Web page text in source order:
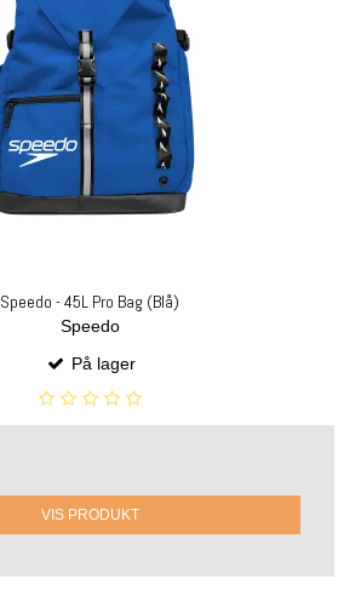
Speedo - 45L Pro Bag (Blå)
Speedo
På lager
VIS PRODUKT